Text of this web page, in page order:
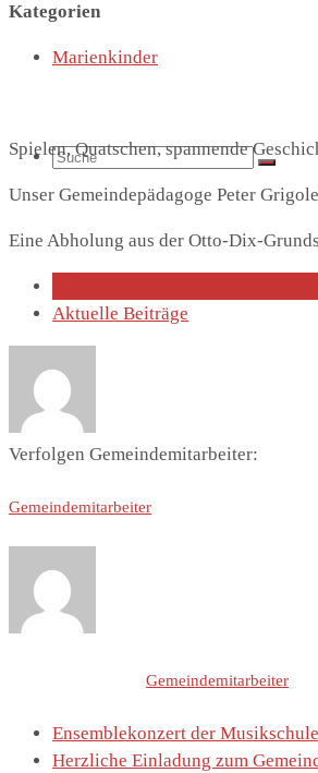
Suche
nach:
Kategorien
Marienkinder
Spielen, Quatschen, spannende
Unser Gemeindepädagoge Peter
Eine Abholung aus der Otto-Dix-
Aktuelle Beiträge
Verfolgen Gemeindemitarbeiter:
Gemeindemitarbeiter
Gemeindemitarbeiter
Ensemblekonzert der
Herzliche Einladung zum